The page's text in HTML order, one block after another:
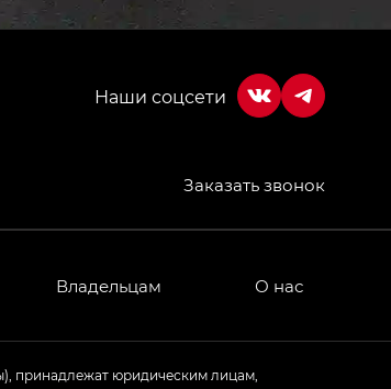
Заказать звонок
Владельцам О нас
принадлежат юридическим лицам,